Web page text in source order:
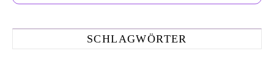
SCHLAGWÖRTER